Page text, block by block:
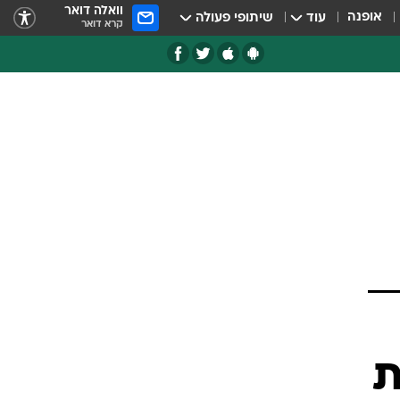
אופנה עוד שיתופי פעולה וואלה דואר
קרא דואר